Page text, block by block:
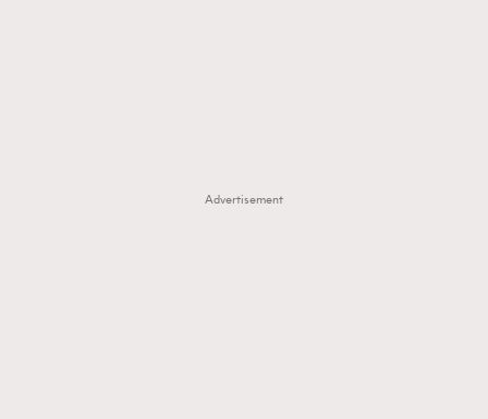
Advertisement